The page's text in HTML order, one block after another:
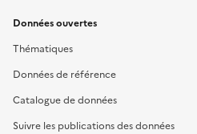
Données ouvertes
Thématiques
Données de référence
Catalogue de données
Suivre les publications des données